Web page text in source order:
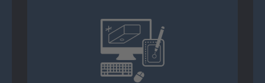
Datenübernahme aus der
Warenwirtschaft
mehr erfahren